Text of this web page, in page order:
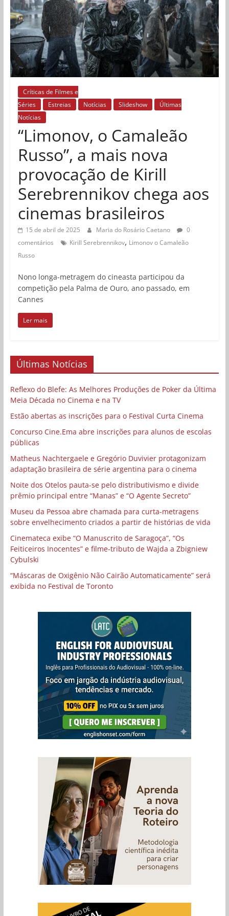
Críticas de Filmes e
Séries
Estreias Notícias Slideshow
Últimas
Notícias
“Limonov, o Camaleão
Russo”, a mais nova
provocação de Kirill
Serebrennikov chega aos
cinemas brasileiros
15 de abril de 2025 Maria do Rosário Caetano
0
comentários
Kirill Serebrennikov, Limonov o Camaleão
Russo
Nono longa-metragem do cineasta participou da
competição pela Palma de Ouro, ano passado, em
Cannes
Ler mais
Últimas Notícias
Reflexo do Blefe: As Melhores Produções de Poker da Última
Meia Década no Cinema e na TV
Estão abertas as inscrições para o Festival Curta Cinema
Concurso Cine.Ema abre inscrições para alunos de escolas
públicas
Matheus Nachtergaele e Gregório Duvivier protagonizam
adaptação brasileira de série argentina para o cinema
Noite dos Otelos pauta-se pelo distributivismo e divide
prêmio principal entre “Manas” e “O Agente Secreto”
Museu da Pessoa abre chamada para curta-metragens
sobre envelhecimento criados a partir de histórias de vida
Cinemateca exibe “O Manuscrito de Saragoça”, “Os
Feiticeiros Inocentes” e filme-tributo de Wajda a Zbigniew
Cybulski
“Máscaras de Oxigênio Não Cairão Automaticamente” será
exibida no Festival de Toronto